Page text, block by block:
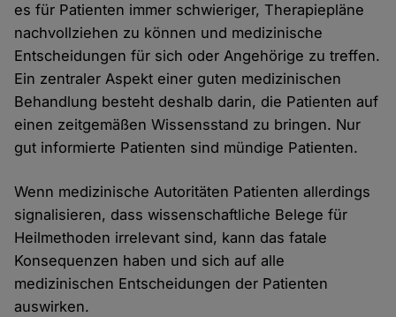
es für Patienten immer schwieriger, Therapiepläne
nachvollziehen zu können und medizinische
Entscheidungen für sich oder Angehörige zu treffen.
Ein zentraler Aspekt einer guten medizinischen
Behandlung besteht deshalb darin, die Patienten auf
einen zeitgemäßen Wissensstand zu bringen. Nur
gut informierte Patienten sind mündige Patienten.
Wenn medizinische Autoritäten Patienten allerdings
signalisieren, dass wissenschaftliche Belege für
Heilmethoden irrelevant sind, kann das fatale
Konsequenzen haben und sich auf alle
medizinischen Entscheidungen der Patienten
auswirken.